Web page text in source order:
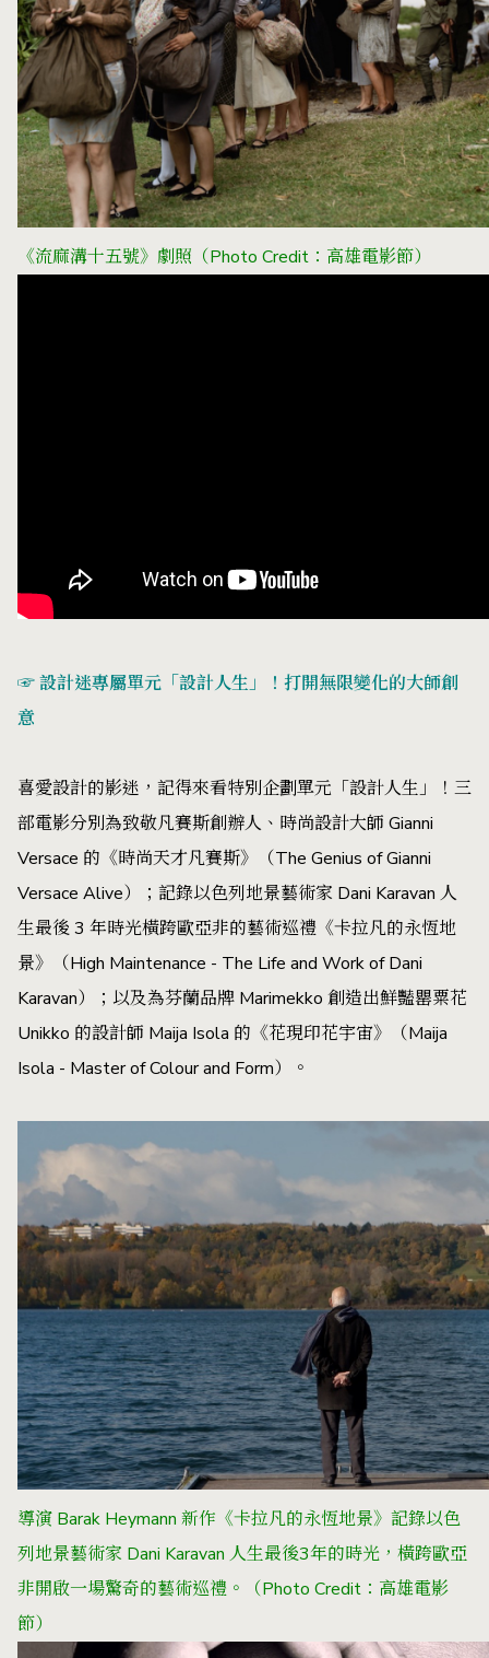
《流麻溝十五號》劇照 （Photo Credit：高雄電影節）
☞ 設計迷專屬單元「設計人生」！打開無限變化的大師創
意
喜愛設計的影迷，記得來看特別企劃單元「設計人生」！三
部電影分別為致敬凡賽斯創辦人、時尚設計大師 Gianni
Versace 的《時尚天才凡賽斯》（The Genius of Gianni
Versace Alive）；記錄以色列地景藝術家 Dani Karavan 人
生最後 3 年時光橫跨歐亞非的藝術巡禮《卡拉凡的永恆地
景》（High Maintenance - The Life and Work of Dani
Karavan）；以及為芬蘭品牌 Marimekko 創造出鮮豔罌粟花
Unikko 的設計師 Maija Isola 的《花現印花宇宙》（Maija
Isola - Master of Colour and Form）。
導演 Barak Heymann 新作《卡拉凡的永恆地景》記錄以色
列地景藝術家 Dani Karavan 人生最後3年的時光，橫跨歐亞
非開啟一場驚奇的藝術巡禮。（Photo Credit：高雄電影
節）